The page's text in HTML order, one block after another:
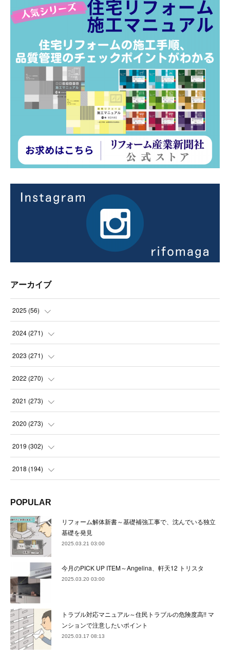
アーカイブ
2025 (56)
(14
(21
(21
2024 (271)
(21
(22
(23
(22
(24)
22)
(22)
(22)
(25
2023 (271)
(22
(23
(23
(21
(23 )
(24
(21
(24)
(21
( 23)
2022 (270)
(23
(23
(22
(23
(23)
(23
(22)
(24
( 21)
(20)
2021 (273)
(24
(23
(22
(23)
(23
(22)
(23
( 24)
(21)
2020 (273)
(24
(22
(22)
(24
(24)
(23
( 21)
(22)
2019 (302)
(23
(22)
(21)
(27)
(22
33)
(28)
2018 (194)
(17)
(32)
(36)
(30
34)
(8 )
POPULAR
リフォーム解体新書～基礎補強工事で、沈んでいる独立
基礎を発見
2025.03.21 03:00
今月のPICK UP ITEM～Angelina、軒天12 トリスタ
2025.03.20 03:00
トラブル対応マニュアル～住民トラブルの危険度高!! マ
ンションで注意したいポイント
2025.03.17 08:13